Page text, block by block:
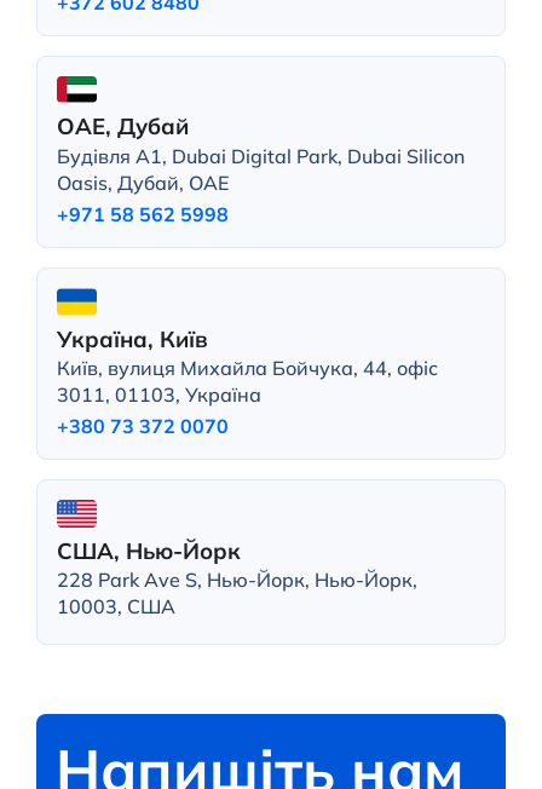
ОАЕ, Дубай
Будівля A1, Dubai Digital Park, Dubai Silicon
Oasis, Дубай, ОАЕ
+971 58 562 5998
Україна, Київ
Київ, вулиця Михайла Бойчука, 44, офіс
3011, 01103, Україна
+380 73 372 0070
США, Нью-Йорк
228 Park Ave S, Нью-Йорк, Нью-Йорк,
10003, США
Напишіть нам